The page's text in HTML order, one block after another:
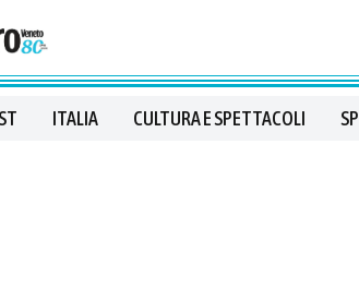
ITALIA CULTURA E SPETTACOLI